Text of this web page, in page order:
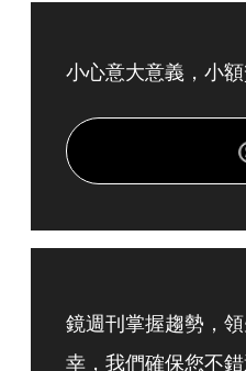
小心意大意義，小額
鏡週刊掌握趨勢，
幸，我們確保您不